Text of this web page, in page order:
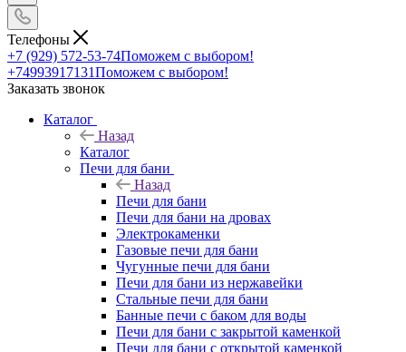
Телефоны
+7 (929) 572-53-74Поможем с выбором!
+74993917131Поможем с выбором!
Заказать звонок
Каталог
Назад
Каталог
Печи для бани
Назад
Печи для бани
Печи для бани на дровах
Электрокаменки
Газовые печи для бани
Чугунные печи для бани
Печи для бани из нержавейки
Стальные печи для бани
Банные печи с баком для воды
Печи для бани с закрытой каменкой
Печи для бани с открытой каменкой